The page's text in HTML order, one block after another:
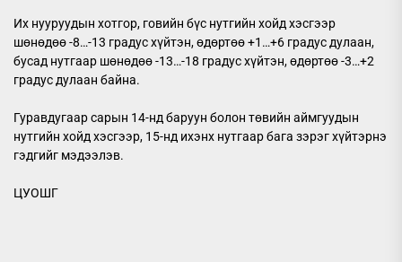
Их нууруудын хотгор, говийн бүс нутгийн хойд хэсгээр
шөнөдөө -8…-13 градус хүйтэн, өдөртөө +1…+6 градус дулаан,
бусад нутгаар шөнөдөө -13…-18 градус хүйтэн, өдөртөө -3…+2
градус дулаан байна.
Гуравдугаар сарын 14-нд баруун болон төвийн аймгуудын
нутгийн хойд хэсгээр, 15-нд ихэнх нутгаар бага зэрэг хүйтэрнэ
гэдгийг мэдээлэв.
ЦУОШГ